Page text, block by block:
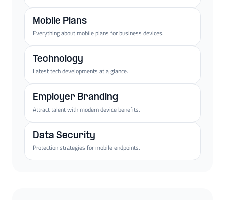
Mobile Plans
Everything about mobile plans for business devices.
Technology
Latest tech developments at a glance.
Employer Branding
Attract talent with modern device benefits.
Data Security
Protection strategies for mobile endpoints.